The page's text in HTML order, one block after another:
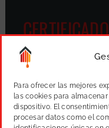
Para ofrecer las mejores
las cookies para
dispositivo. El
procesar datos como el